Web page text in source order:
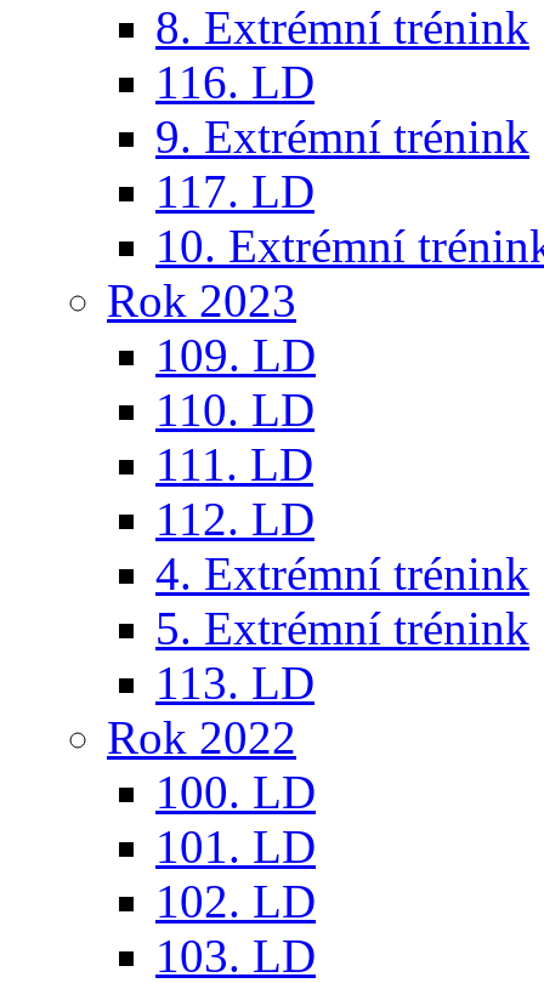
8. Extrémní trénink
116. LD
9. Extrémní trénink
117. LD
10. Extrémní
Rok 2023
109. LD
110. LD
111. LD
112. LD
4. Extrémní trénink
5. Extrémní trénink
113. LD
Rok 2022
100. LD
101. LD
102. LD
103. LD